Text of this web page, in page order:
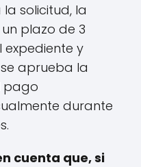
solicitud, la
plazo de 3
expediente y
se aprueba la
pago
durante
cuenta que, si